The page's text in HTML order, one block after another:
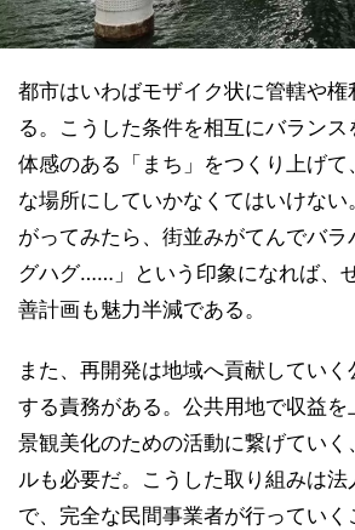
都市はいわばモザイク状に管轄や権
る。こうした条件を相互にバラン
体感のある「まち」をつくり上げて
な場所にしていかなくてはいけな
がってみたら、街並みがてんでバ
グハグ……」という印象になれば、
善計画も魅力半減である。
また、再開発は地域へ貢献してい
する責務がある。公共用地で収益
景観美化のための活動に繋げていく
ルも必要だ。こうした取り組みは
で、完全な民間事業者が行っていく